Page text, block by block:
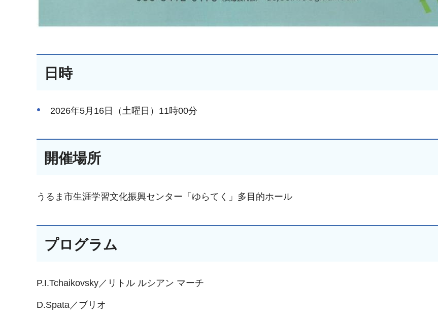
日時
2026年5月16日（土曜日）11時00分
開催場所
うるま市生涯学習文化振興センター「ゆらてく」多目的ホール
プログラム
P.I.Tchaikovsky／リトル ルシアン マーチ
D.Spata／ブリオ